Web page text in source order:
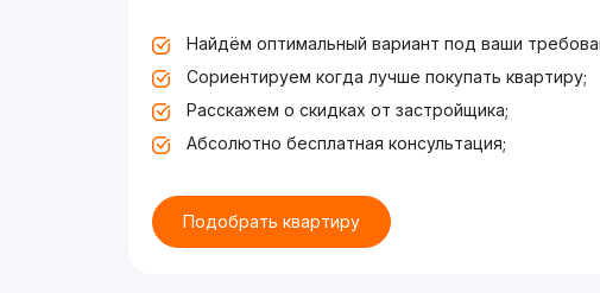
Найдём оптимальный вариант под ваши
Сориентируем когда лучше покупать квартиру;
Расскажем о скидках от застройщика;
Абсолютно бесплатная консультация;
Подобрать квартиру